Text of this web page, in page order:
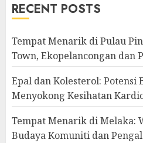
RECENT POSTS
Tempat Menarik di Pulau
Town, Ekopelancongan dan
Epal dan Kolesterol: Potensi
Menyokong Kesihatan
Tempat Menarik di Melaka:
Budaya Komuniti dan